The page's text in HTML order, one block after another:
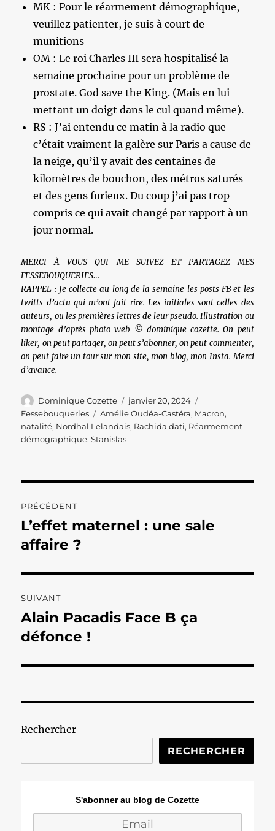
MK : Pour le réarmement démographique,
veuillez patienter, je suis à court de
munitions
OM : Le roi Charles III sera hospitalisé la
semaine prochaine pour un problème de
prostate. God save the King. (Mais en lui
mettant un doigt dans le cul quand même).
RS : J’ai entendu ce matin à la radio que
c’était vraiment la galère sur Paris a cause de
la neige, qu’il y avait des centaines de
kilomètres de bouchon, des métros saturés
et des gens furieux. Du coup j’ai pas trop
compris ce qui avait changé par rapport à un
jour normal.
MERCI À VOUS QUI ME SUIVEZ ET PARTAGEZ MES
FESSEBOUQUERIES…
RAPPEL : Je collecte au long de la semaine les posts FB et les
twitts d’actu qui m’ont fait rire. Les initiales sont celles des
auteurs, ou les premières lettres de leur pseudo. Illustration ou
montage d’après photo web © dominique cozette. On peut
liker, on peut partager, on peut s’abonner, on peut commenter,
on peut faire un tour sur mon site, mon blog, mon Insta. Merci
d’avance.
Auteur
Dominique Cozette
Publié
le
janvier 20, 2024
Fessebouqueries
Étiquettes
Amélie Oudéa-Castéra, Macron,
natalité, Nordhal Lelandais, Rachida dati, Réarmement
démographique,Stanislas
de
l’article
PRÉCÉDENT
Publication
précédente :
L’effet maternel : une sale
affaire ?
SUIVANT
Publication
suivante :
Alain Pacadis Face B ça
défonce !
Rechercher
RECHERCHER
S'abonner au blog de Cozette